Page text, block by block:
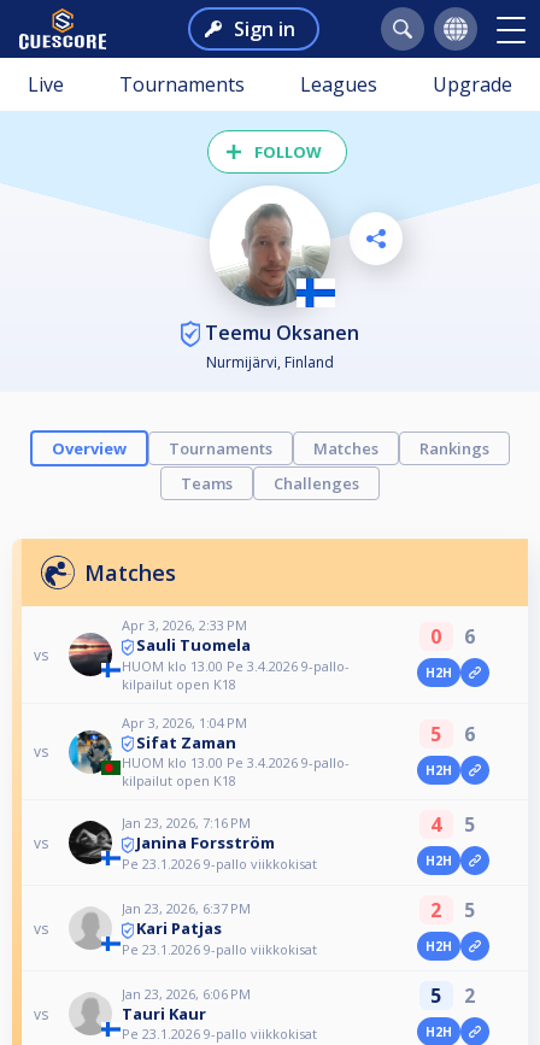
Sign in
Live Tournaments Leagues Upgrade
FOLLOW
Teemu Oksanen
Nurmijärvi, Finland
Overview Tournaments Matches
Rankings
Teams
Challenges
Matches
vs
Apr 3, 2026, 2:33 PM
Sauli Tuomela
HUOM klo 13.00 Pe 3.4.2026 9-pallo-
kilpailut open K18
0 6
H2H
vs
Apr 3, 2026, 1:04 PM
Sifat Zaman
HUOM klo 13.00 Pe 3.4.2026 9-pallo-
kilpailut open K18
5 6
H2H
vs
Jan 23, 2026, 7:16 PM
Janina Forsström
Pe 23.1.2026 9-pallo viikkokisat
4 5
H2H
vs
Jan 23, 2026, 6:37 PM
Kari Patjas
Pe 23.1.2026 9-pallo viikkokisat
2 5
H2H
vs
Jan 23, 2026, 6:06 PM
Tauri Kaur
Pe 23.1.2026 9-pallo viikkokisat
5 2
H2H